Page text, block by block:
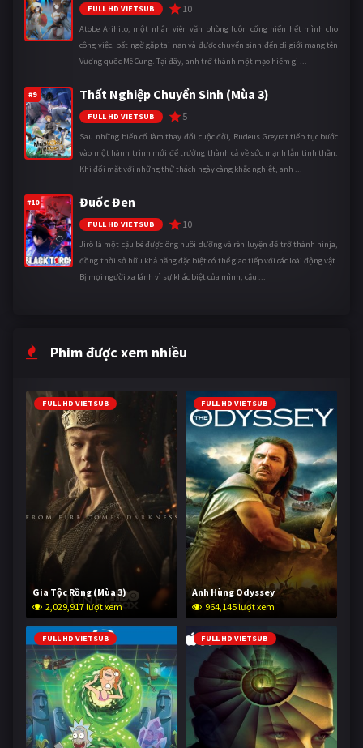
FULL HD VIETSUB 10
Atobe Arihito, một nhân viên văn phòng luôn cống hiến hết mình cho
công việc, bất ngờ gặp tai nạn và được chuyển sinh đến dị giới mang tên
Vương quốc Mê Cung. Tại đây, anh trở thành một mạo hiểm gi ...
#9 Thất Nghiệp Chuyển Sinh (Mùa 3)
FULL HD VIETSUB 5
Sau những biến cố làm thay đổi cuộc đời, Rudeus Greyrat tiếp tục bước
vào một hành trình mới để trưởng thành cả về sức mạnh lẫn tinh thần.
Khi đối mặt với những thử thách ngày càng khắc nghiệt, anh ...
#10 Đuốc Đen
FULL HD VIETSUB 10
Jirô là một cậu bé được ông nuôi dưỡng và rèn luyện để trở thành ninja,
đồng thời sở hữu khả năng đặc biệt có thể giao tiếp với các loài động vật.
Bị mọi người xa lánh vì sự khác biệt của mình, cậu ...
Phim được xem nhiều
FULL HD VIETSUB
Gia Tộc Rồng (Mùa 3)
2,029,917 lượt xem
FULL HD VIETSUB
Anh Hùng Odyssey
964,145 lượt xem
FULL HD VIETSUB FULL HD VIETSUB